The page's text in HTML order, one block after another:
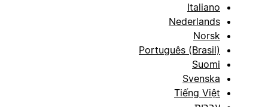
Italiano
Nederlands
Norsk
Português (Brasil)
Suomi
Svenska
Tiếng Việt